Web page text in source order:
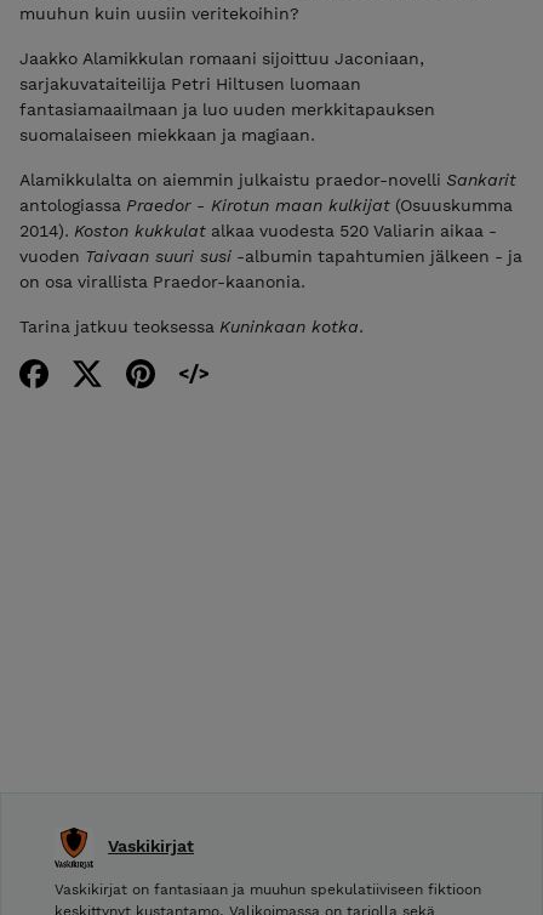
muuhun kuin uusiin veritekoihin?
Jaakko Alamikkulan romaani sijoittuu Jaconiaan,
sarjakuvataiteilija Petri Hiltusen luomaan
fantasiamaailmaan ja luo uuden merkkitapauksen
suomalaiseen miekkaan ja magiaan.
Alamikkulalta on aiemmin julkaistu praedor-novelli Sankarit
antologiassa Praedor - Kirotun maan kulkijat (Osuuskumma
2014). Koston kukkulat alkaa vuodesta 520 Valiarin aikaa -
vuoden Taivaan suuri susi -albumin tapahtumien jälkeen - ja
on osa virallista Praedor-kaanonia.
Tarina jatkuu teoksessa Kuninkaan kotka.
Vaskikirjat
Vaskikirjat on fantasiaan ja muuhun spekulatiiviseen fiktioon
keskittynyt kustantamo. Valikoimassa on tarjolla sekä